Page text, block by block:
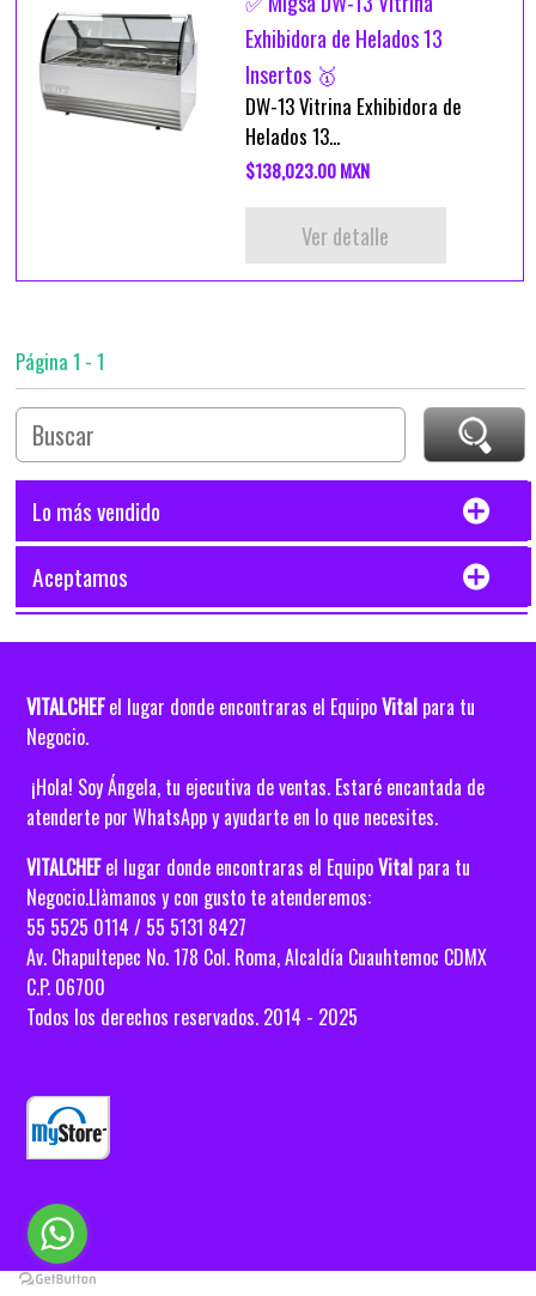
Exhibidora de Helados 13
Insertos 🥇
DW-13 Vitrina Exhibidora de
Helados 13...
$138,023.00 MXN
Ver detalle
Página 1 - 1
Lo más vendido
Aceptamos
VITALCHEFel lugar donde encontraras el EquipoVital para tu
Negocio.
¡Hola! Soy Ángela, tu ejecutiva de ventas. Estaré encantada de
atenderte por WhatsApp y ayudarte en lo que necesites.
VITALCHEFel lugar donde encontraras el EquipoVital para tu
Negocio.Llàmanos y con gusto te atenderemos:
55 5525 0114 / 55 5131 8427
Av. Chapultepec No. 178 Col. Roma, Alcaldía Cuauhtemoc CDMX
C.P. 06700
Todos los derechos reservados. 2014 - 2025